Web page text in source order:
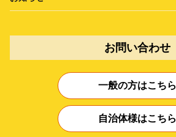
お問い合わせ
一般の方はこちら
自治体様はこちら